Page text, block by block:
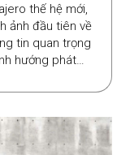
thế hệ mới,
ảnh đầu tiên về
tin quan trọng
hướng phát